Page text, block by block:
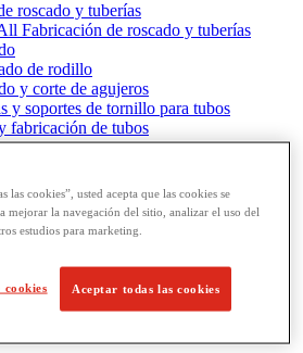
roscado y tuberías
Fabricación de roscado y tuberías
de rodillo
y corte de agujeros
y soportes de tornillo para tubos
fabricación de tubos
las cookies”, usted acepta que las cookies se
mejorar la navegación del sitio, analizar el uso del
estudios para marketing.
Aceptar todas las cookies